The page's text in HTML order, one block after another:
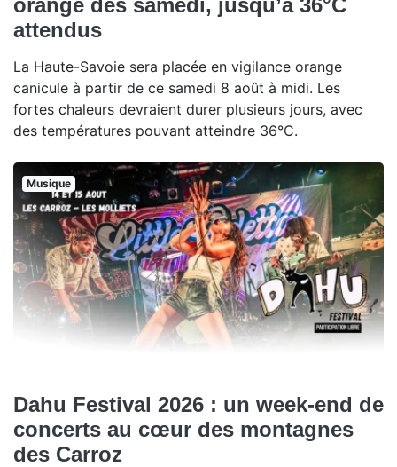
orange dès samedi, jusqu’à 36°C
attendus
La Haute-Savoie sera placée en vigilance orange
canicule à partir de ce samedi 8 août à midi. Les
fortes chaleurs devraient durer plusieurs jours, avec
des températures pouvant atteindre 36°C.
Musique
Dahu Festival 2026 : un week-end de
concerts au cœur des montagnes
des Carroz